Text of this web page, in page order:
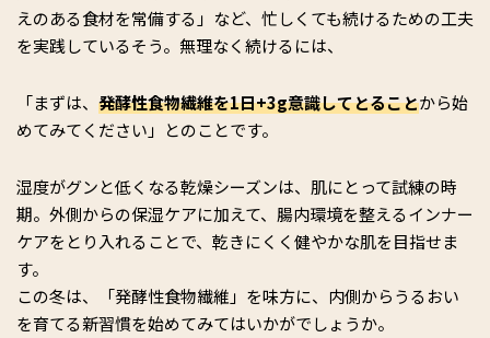
えのある食材を常備する」など、忙しくても続けるための工夫
を実践しているそう。無理なく続けるには、
「まずは、 発酵性食物繊維を1日+3g意識してとることから始
めてみてください」とのことです。
湿度がグンと低くなる乾燥シーズンは、肌にとって試練の時
期。外側からの保湿ケアに加えて、腸内環境を整えるインナー
ケアをとり入れることで、乾きにくく健やかな肌を目指せま
す。
この冬は、「発酵性食物繊維」を味方に、内側からうるおい
を育てる新習慣を始めてみてはいかがでしょうか。